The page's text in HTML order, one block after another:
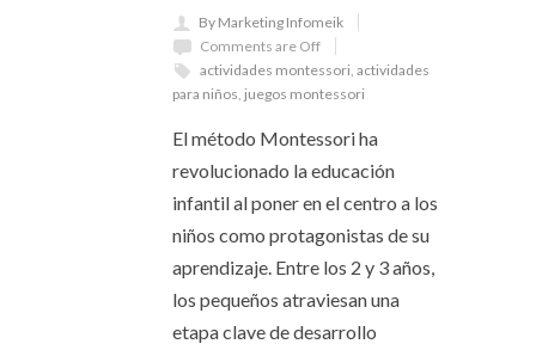
By Marketing Infomeik
Comments are Off
actividades montessori actividades
para niños juegos montessori
El método Montessori ha
revolucionado la educación
infantil al poner en el centro a los
niños como protagonistas de su
aprendizaje. Entre los 2 y 3 años,
los pequeños atraviesan una
etapa clave de desarrollo